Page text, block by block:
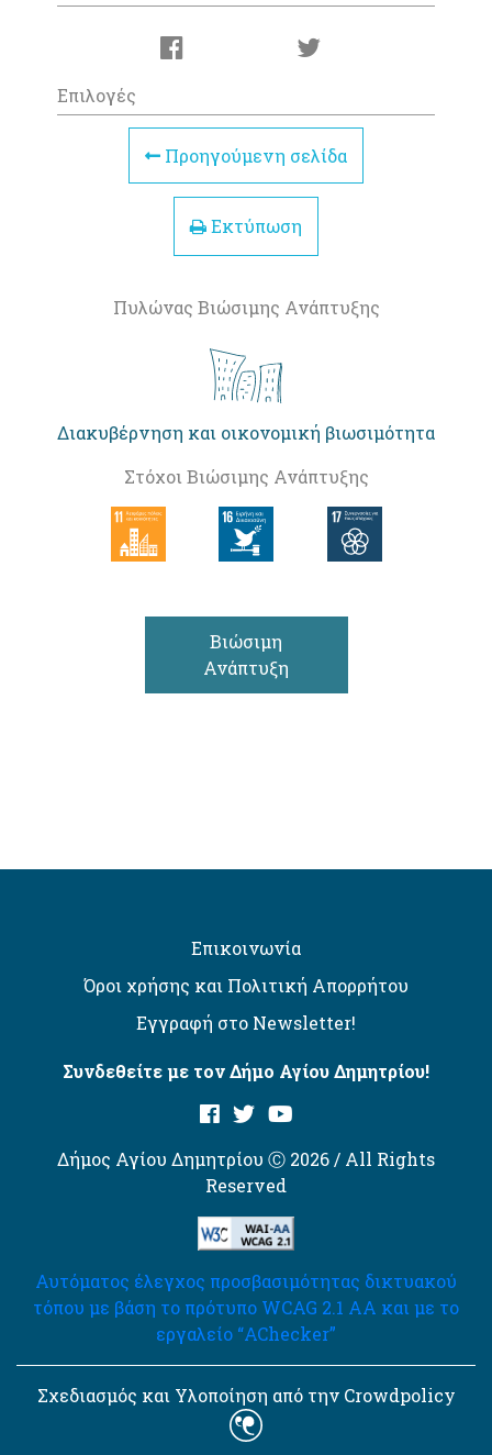
Επιλογές
Προηγούμενη σελίδα
Εκτύπωση
Πυλώνας Βιώσιμης Ανάπτυξης
Διακυβέρνηση και οικονομική βιωσιμότητα
Στόχοι Βιώσιμης Ανάπτυξης
Βιώσιμη
Ανάπτυξη
Επικοινωνία
Όροι χρήσης και Πολιτική Απορρήτου
Εγγραφή στο Newsletter!
Συνδεθείτε με τον Δήμο Αγίου Δημητρίου!
Δήμος Αγίου Δημητρίου Ⓒ 2026 / All Rights
Reserved
Αυτόματος έλεγχος προσβασιμότητας δικτυακού
τόπου με βάση το πρότυπο WCAG 2.1 AA και με το
εργαλείο “AChecker”
Σχεδιασμός και Υλοποίηση από την Crowdpolicy